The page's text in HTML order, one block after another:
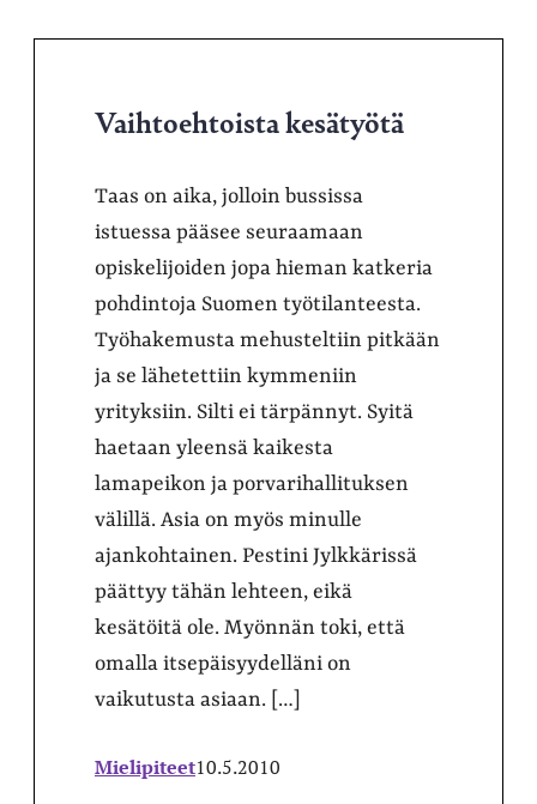
Vaihtoehtoista kesätyötä
Taas on aika, jolloin bussissa
istuessa pääsee seuraamaan
opiskelijoiden jopa hieman katkeria
pohdintoja Suomen työtilanteesta.
Työhakemusta mehusteltiin pitkään
ja se lähetettiin kymmeniin
yrityksiin. Silti ei tärpännyt. Syitä
haetaan yleensä kaikesta
lamapeikon ja porvarihallituksen
välillä. Asia on myös minulle
ajankohtainen. Pestini Jylkkärissä
päättyy tähän lehteen, eikä
kesätöitä ole. Myönnän toki, että
omalla itsepäisyydelläni on
vaikutusta asiaan. […]
Mielipiteet10.5.2010